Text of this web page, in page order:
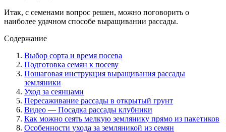
Итак, с семенами вопрос решен, можно поговорить о
наиболее удачном способе выращивании рассады.
Содержание
Выбор сорта и время посева
Подготовка семян к посеву
Пошаговая инструкция выращивания рассады
земляники
Уход за сеянцами
Пересаживание рассады в открытый грунт
Видео — Посадка рассады клубники
Как можно сеять мелкую землянику прямо из пакетиков
Особенности ухода за земляникой из семян